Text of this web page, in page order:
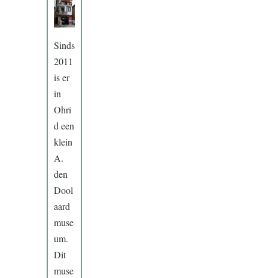
Sinds
2011
is er
in
Ohri
d een
klein
A.
den
Dool
aard
muse
um.
Dit
muse